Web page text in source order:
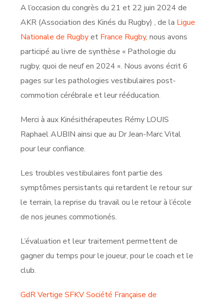
A l’occasion du congrès du 21 et 22 juin 2024 de
AKR (Association des Kinés du Rugby) , de la Ligue
Nationale de Rugbyet France Rugby, nous avons
participé au livre de synthèse « Pathologie du
rugby, quoi de neuf en 2024 ». Nous avons écrit 6
pages sur les pathologies vestibulaires post-
commotion cérébrale et leur rééducation.
Merci à aux Kinésithérapeutes Rémy LOUIS
Raphael AUBIN ainsi que au Dr Jean-Marc Vital
pour leur confiance.
Les troubles vestibulaires font partie des
symptômes persistants qui retardent le retour sur
le terrain, la reprise du travail ou le retour à l’école
de nos jeunes commotionés.
L’évaluation et leur traitement permettent de
gagner du temps pour le joueur, pour le coach et le
club.
GdR Vertige SFKV Société Française de